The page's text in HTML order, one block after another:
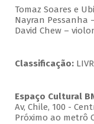
Tomaz Soares e
Nayran Pessanha
David Chew –
Classificação:
Espaço Cultural
Av, Chile, 100 -
Próximo ao metrô